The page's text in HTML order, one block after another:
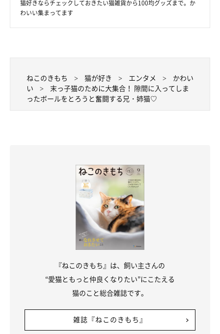
猫好きならチェックしておきたい猫雑貨から100均グッズまで。か
わいい集まってます
ねこのきもち 猫が好き エンタメ
かわい
い
末っ子猫のために大集合！ 隙間に入ってしま
ったボールをとろうと奮闘する兄・姉猫♡
『ねこのきもち』は、飼い主さんの
“愛猫ともっと仲良くなりたい”にこたえる
猫のこと総合雑誌です。
雑誌『ねこのきもち』